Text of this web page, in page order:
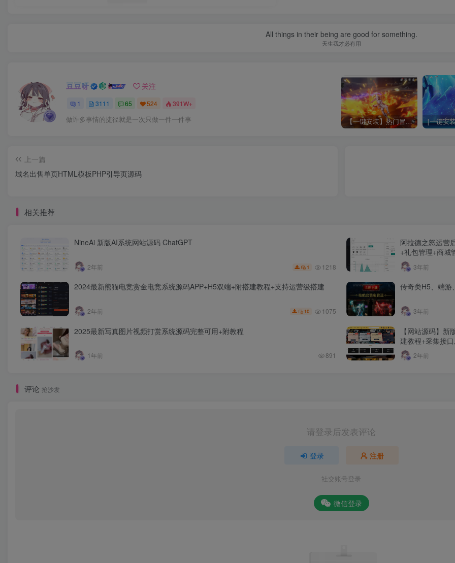
All things in their being are good for something.
天生我才必有用
豆豆呀 关注
1 3111 65 524 391W+
做许多事情的捷径就是一次只做一件一件事 【一键安装】热门冒险策略类游戏崩坏：星穹铁道全新2.3版本一键端+一键代理+一键启动+免虚拟机
上一篇
域名出售单页HTML模板PHP引导页源码
相关推荐
NineAi 新版AI系统网站源码 ChatGPT
2年前 1 1218
阿拉德之怒运营
+礼包管理+商城
3年前
2024最新熊猫电竞赏金电竞系统源码APP+H5双端+附搭建教程+支持运营级搭建
2年前 10 1075
传奇类H5、端游
3年前
2025最新写真图片视频打赏系统源码完整可用+附教程
1年前 891
【网站源码】
建教程+采集接
2年前
评论 抢沙发
请登录后发表评论
登录 注册
社交账号登录
微信登录